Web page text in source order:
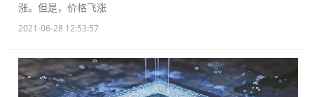
涨。但是，价格飞涨
2021-06-28 12:53:57